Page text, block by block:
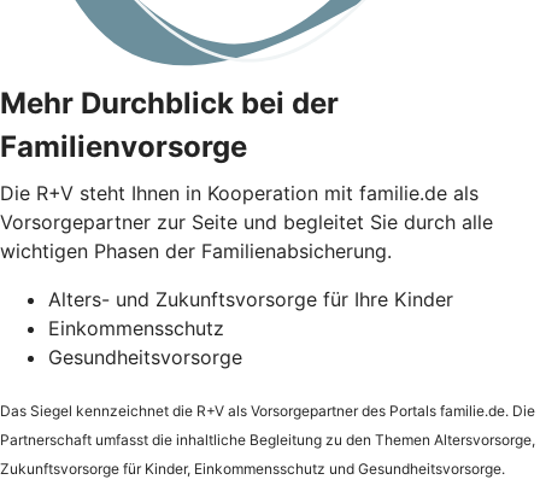
Mehr Durchblick bei der
Familienvorsorge
Die R+V steht Ihnen in Kooperation mit familie.de als
Vorsorgepartner zur Seite und begleitet Sie durch alle
wichtigen Phasen der Familienabsicherung.
Alters- und Zukunftsvorsorge für Ihre Kinder
Einkommensschutz
Gesundheitsvorsorge
Das Siegel kennzeichnet die R+V als Vorsorgepartner des Portals familie.de. Die
Partnerschaft umfasst die inhaltliche Begleitung zu den Themen Altersvorsorge,
Zukunftsvorsorge für Kinder, Einkommensschutz und Gesundheitsvorsorge.